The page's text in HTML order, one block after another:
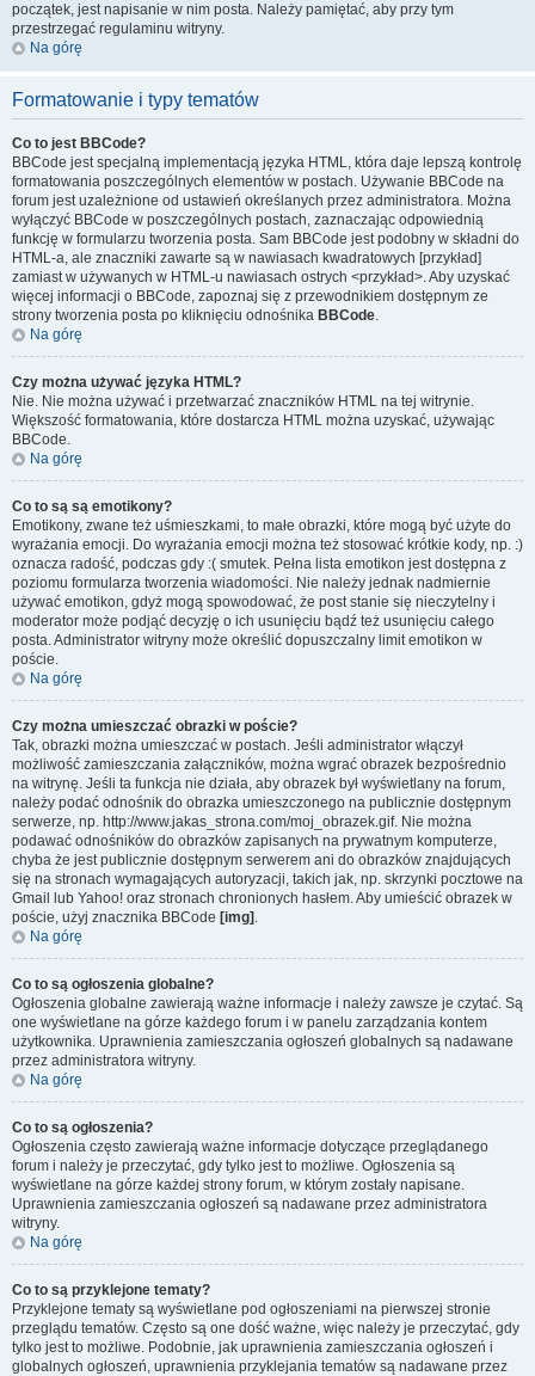
początek, jest napisanie w nim posta. Należy pamiętać, aby przy tym
przestrzegać regulaminu witryny.
Na górę
Formatowanie i typy tematów
Co to jest BBCode?
BBCode jest specjalną implementacją języka HTML, która daje lepszą kontrolę
formatowania poszczególnych elementów w postach. Używanie BBCode na
forum jest uzależnione od ustawień określanych przez administratora. Można
wyłączyć BBCode w poszczególnych postach, zaznaczając odpowiednią
funkcję w formularzu tworzenia posta. Sam BBCode jest podobny w składni do
HTML-a, ale znaczniki zawarte są w nawiasach kwadratowych [przykład]
zamiast w używanych w HTML-u nawiasach ostrych <przykład>. Aby uzyskać
więcej informacji o BBCode, zapoznaj się z przewodnikiem dostępnym ze
strony tworzenia posta po kliknięciu odnośnika BBCode.
Na górę
Czy można używać języka HTML?
Nie. Nie można używać i przetwarzać znaczników HTML na tej witrynie.
Większość formatowania, które dostarcza HTML można uzyskać, używając
BBCode.
Na górę
Co to są są emotikony?
Emotikony, zwane też uśmieszkami, to małe obrazki, które mogą być użyte do
wyrażania emocji. Do wyrażania emocji można też stosować krótkie kody, np. :)
oznacza radość, podczas gdy :( smutek. Pełna lista emotikon jest dostępna z
poziomu formularza tworzenia wiadomości. Nie należy jednak nadmiernie
używać emotikon, gdyż mogą spowodować, że post stanie się nieczytelny i
moderator może podjąć decyzję o ich usunięciu bądź też usunięciu całego
posta. Administrator witryny może określić dopuszczalny limit emotikon w
poście.
Na górę
Czy można umieszczać obrazki w poście?
Tak, obrazki można umieszczać w postach. Jeśli administrator włączył
możliwość zamieszczania załączników, można wgrać obrazek bezpośrednio
na witrynę. Jeśli ta funkcja nie działa, aby obrazek był wyświetlany na forum,
należy podać odnośnik do obrazka umieszczonego na publicznie dostępnym
serwerze, np. http://www.jakas_strona.com/moj_obrazek.gif. Nie można
podawać odnośników do obrazków zapisanych na prywatnym komputerze,
chyba że jest publicznie dostępnym serwerem ani do obrazków znajdujących
się na stronach wymagających autoryzacji, takich jak, np. skrzynki pocztowe na
Gmail lub Yahoo! oraz stronach chronionych hasłem. Aby umieścić obrazek w
poście, użyj znacznika BBCode [img] .
Na górę
Co to są ogłoszenia globalne?
Ogłoszenia globalne zawierają ważne informacje i należy zawsze je czytać. Są
one wyświetlane na górze każdego forum i w panelu zarządzania kontem
użytkownika. Uprawnienia zamieszczania ogłoszeń globalnych są nadawane
przez administratora witryny.
Na górę
Co to są ogłoszenia?
Ogłoszenia często zawierają ważne informacje dotyczące przeglądanego
forum i należy je przeczytać, gdy tylko jest to możliwe. Ogłoszenia są
wyświetlane na górze każdej strony forum, w którym zostały napisane.
Uprawnienia zamieszczania ogłoszeń są nadawane przez administratora
witryny.
Na górę
Co to są przyklejone tematy?
Przyklejone tematy są wyświetlane pod ogłoszeniami na pierwszej stronie
przeglądu tematów. Często są one dość ważne, więc należy je przeczytać, gdy
tylko jest to możliwe. Podobnie, jak uprawnienia zamieszczania ogłoszeń i
globalnych ogłoszeń, uprawnienia przyklejania tematów są nadawane przez